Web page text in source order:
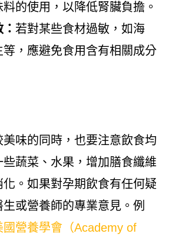
的使用，以降低腎臟負擔。
若對某些食材過敏，如海
等，應避免食用含有相關成分
味的同時，也要注意飲食均
蔬菜、水果，增加膳食纖維
。如果對孕期飲食有任何疑
或營養師的專業意見。例
國營養學會（Academy of